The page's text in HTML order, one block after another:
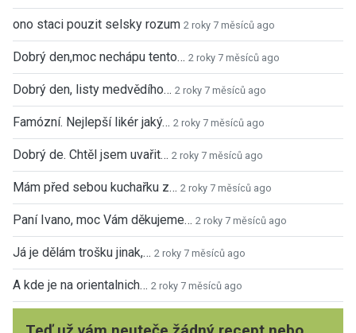
ono staci pouzit selsky rozum 2 roky 7 měsíců ago
Dobrý den,moc nechápu tento… 2 roky 7 měsíců ago
Dobrý den, listy medvědího… 2 roky 7 měsíců ago
Famózní. Nejlepší likér jaký… 2 roky 7 měsíců ago
Dobrý de. Chtěl jsem uvařit… 2 roky 7 měsíců ago
Mám před sebou kuchařku z… 2 roky 7 měsíců ago
Paní Ivano, moc Vám děkujeme… 2 roky 7 měsíců ago
Já je dělám trošku jinak,… 2 roky 7 měsíců ago
A kde je na orientalnich… 2 roky 7 měsíců ago